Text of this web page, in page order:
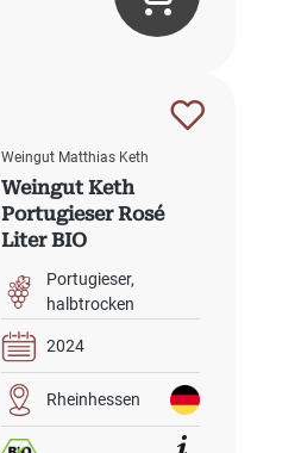
Weingut Matthias Keth
Weingut Keth
Portugieser Rosé
Liter BIO
Portugieser
halbtrocken
2024
Rheinhessen